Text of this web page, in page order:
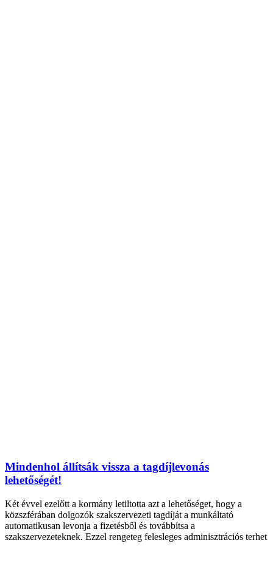
Mindenhol állítsák vissza a tagdíjlevonás
lehetőségét!
Két évvel ezelőtt a kormány letiltotta azt a lehetőséget, hogy a
közszférában dolgozók szakszervezeti tagdíját a munkáltató
automatikusan levonja a fizetésből és továbbítsa a
szakszervezeteknek. Ezzel rengeteg felesleges adminisztrációs terhet